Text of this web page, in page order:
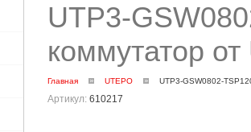
UTP3-
коммутатор
Главная UTEPO UTP3-GSW0802-
Артикул: 610217